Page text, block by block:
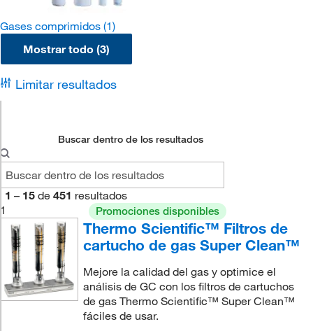
Gases comprimidos (1)
Mostrar todo (3)
Limitar resultados
Buscar dentro de los resultados
1 – 15 de 451 resultados
1
Promociones disponibles
Thermo Scientific™ Filtros de
cartucho de gas Super Clean™
Mejore la calidad del gas y optimice el
análisis de GC con los filtros de cartuchos
de gas Thermo Scientific™ Super Clean™
fáciles de usar.